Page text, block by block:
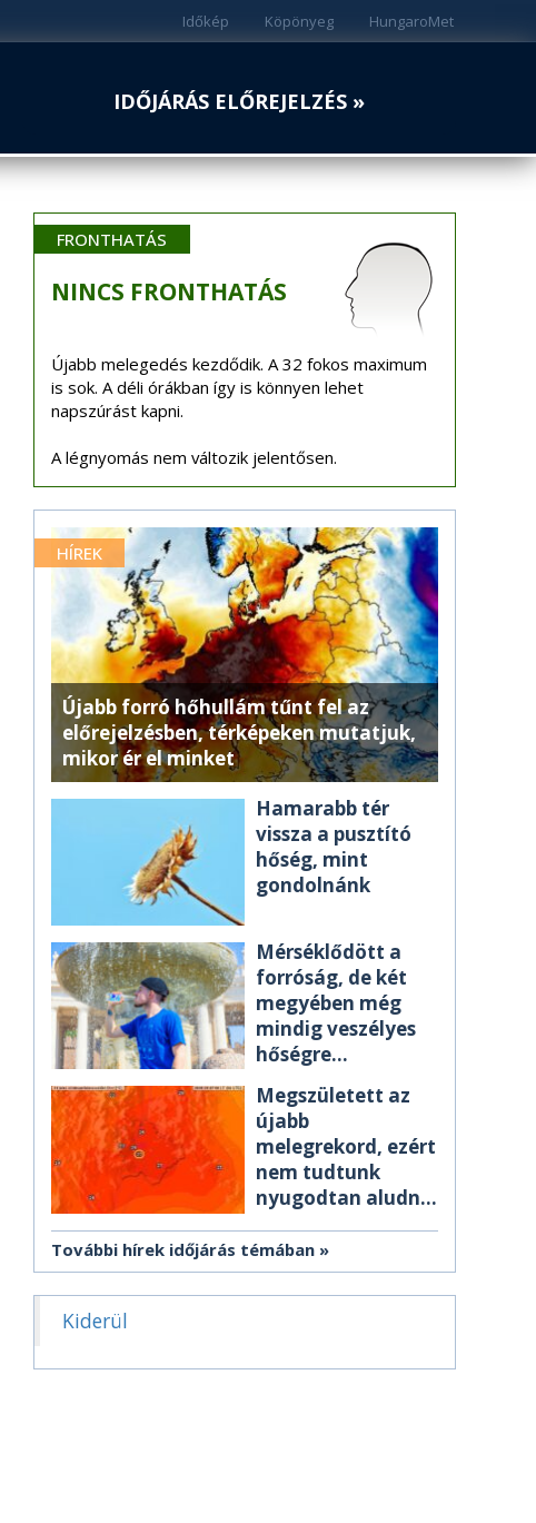
HungaroMet
Köpönyeg
Időkép
IDŐJÁRÁS ELŐREJELZÉS »
FRONTHATÁS
NINCS FRONTHATÁS
Újabb melegedés kezdődik. A 32 fokos maximum
is sok. A déli órákban így is könnyen lehet
napszúrást kapni.
A légnyomás nem változik jelentősen.
HÍREK
Újabb forró hőhullám tűnt fel az
előrejelzésben, térképeken mutatjuk,
mikor ér el minket
Hamarabb tér
vissza a pusztító
hőség, mint
gondolnánk
Mérséklődött a
forróság, de két
megyében még
mindig veszélyes
hőségre
Megszületett az
újabb
melegrekord, ezért
nem tudtunk
nyugodtan aludni
További hírek időjárás témában
Kiderül